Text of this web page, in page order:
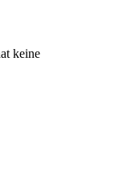
keine